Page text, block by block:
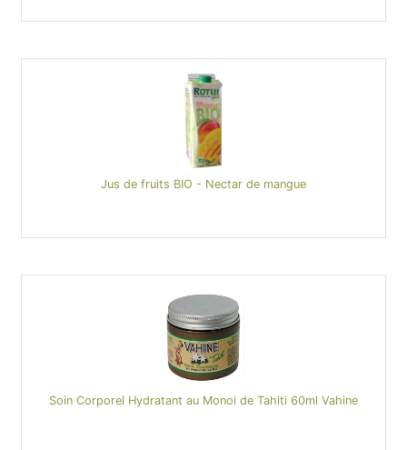
Jus de fruits BIO - Nectar de mangue
Soin Corporel Hydratant au Monoi de Tahiti 60ml Vahine